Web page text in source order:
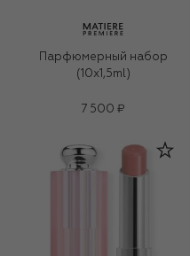
Парфюмерный набор
(10x1,5ml)
7 500 ₽